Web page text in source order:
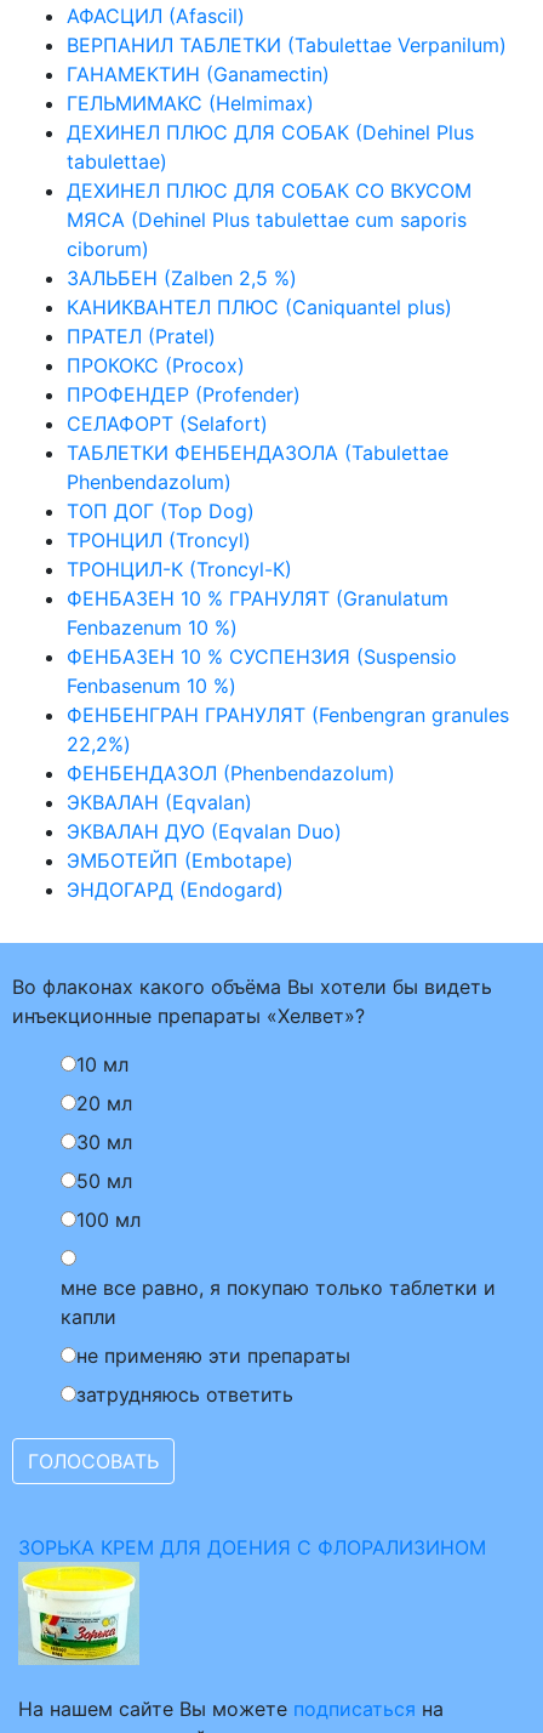
АФАСЦИЛ (Afascil)
ВЕРПАНИЛ ТАБЛЕТКИ (Tabulettae Verpanilum)
ГАНАМЕКТИН (Ganamectin)
ГЕЛЬМИМАКС (Helmimax)
ДЕХИНЕЛ ПЛЮС ДЛЯ СОБАК (Dehinel Plus
tabulettae)
ДЕХИНЕЛ ПЛЮС ДЛЯ СОБАК СО ВКУСОМ
МЯСА (Dehinel Plus tabulettae cum saporis
ciborum)
ЗАЛЬБЕН (Zalben 2,5 %)
КАНИКВАНТЕЛ ПЛЮС (Caniquantel plus)
ПРАТЕЛ (Pratel)
ПРОКОКС (Procox)
ПРОФЕНДЕР (Рrofender)
СЕЛАФОРТ (Selafort)
ТАБЛЕТКИ ФЕНБЕНДАЗОЛА (Tabulettae
Phenbendazolum)
ТОП ДОГ (Top Dog)
ТРОНЦИЛ (Troncyl)
ТРОНЦИЛ-К (Troncyl-К)
ФЕНБАЗЕН 10 % ГРАНУЛЯТ (Granulatum
Fenbazenum 10 %)
ФЕНБАЗЕН 10 % СУСПЕНЗИЯ (Suspensio
Fenbasenum 10 %)
ФЕНБЕНГРАН ГРАНУЛЯТ (Fenbengran granules
22,2%)
ФЕНБЕНДАЗОЛ (Phenbendazolum)
ЭКВАЛАН (Eqvalan)
ЭКВАЛАН ДУО (Eqvalan Duo)
ЭМБОТЕЙП (Embotape)
ЭНДОГАРД (Endogard)
Во флаконах какого объёма Вы хотели бы видеть
инъекционные препараты «Хелвет»?
10 мл
20 мл
30 мл
50 мл
100 мл
мне все равно, я покупаю только таблетки и
капли
не применяю эти препараты
затрудняюсь ответить
ЗОРЬКА КРЕМ ДЛЯ ДОЕНИЯ С ФЛОРАЛИЗИНОМ
На нашем сайте Вы можете подписаться на